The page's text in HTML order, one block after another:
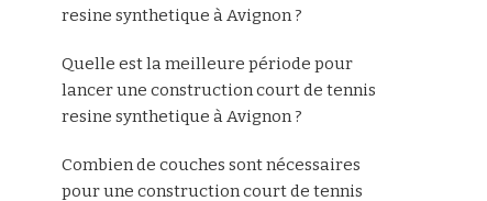
resine synthetique à Avignon ?
Quelle est la meilleure période pour
lancer une construction court de tennis
resine synthetique à Avignon ?
Combien de couches sont nécessaires
pour une construction court de tennis